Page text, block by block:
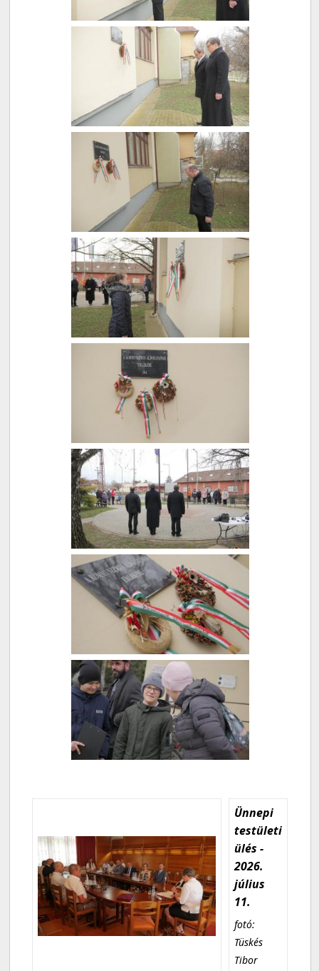
Ünnepi
testületi
ülés -
2026.
július
11.
fotó:
Tüskés
Tibor